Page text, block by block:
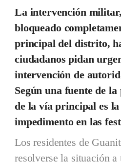
La intervención
bloqueado
principal del distrito,
ciudadanos pidan
intervención de
Según una fuente de
de la vía principal es
impedimento en las
Los residentes de
resolverse la situación